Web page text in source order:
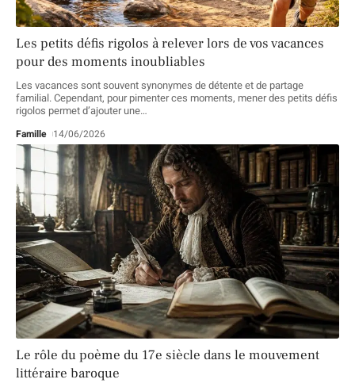
Les petits défis rigolos à relever lors de vos vacances
pour des moments inoubliables
Les vacances sont souvent synonymes de détente et de partage
familial. Cependant, pour pimenter ces moments, mener des petits défis
rigolos permet d’ajouter une…
Famille 14/06/2026
Le rôle du poème du 17e siècle dans le mouvement
littéraire baroque